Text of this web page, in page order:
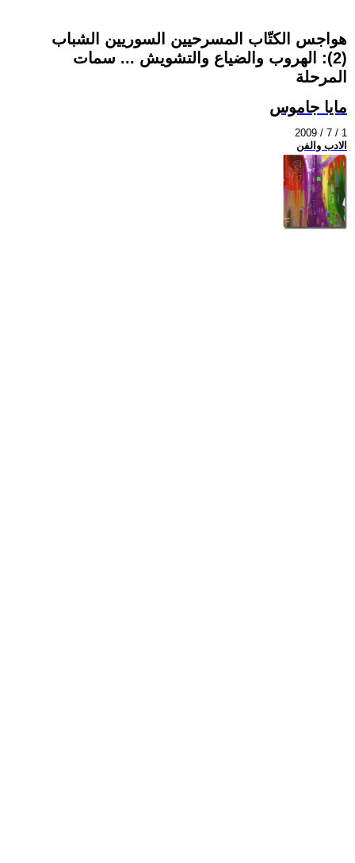
هواجس الكتّاب المسرحيين السوريين الشباب
(2): الهروب والضياع والتشويش ... سمات
المرحلة
مايا جاموس
2009 / 7 / 1
الادب والفن